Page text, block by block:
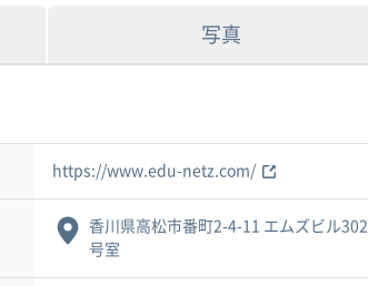
写真
https://www.edu-netz.com/
香川県高松市番町2-4-11 エムズビル302
号室